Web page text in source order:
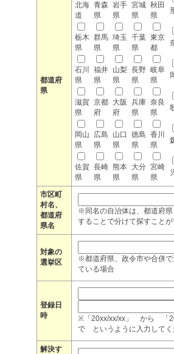
都道府
県
北海
道
青森
県
岩手
県
宮城
県
秋田
県
栃木
県
群馬
県
埼玉
県
千葉
県
東京
都
石川
県
福井
県
山梨
県
長野
県
岐阜
県
滋賀
県
京都
府
大阪
府
兵庫
県
奈良
県
岡山
県
広島
県
山口
県
徳島
県
香川
県
佐賀
県
長崎
県
熊本
県
大分
県
宮崎
県
市区町
村名、
都道府
県名
※同名の自治体は、都道府
することで分けて探すことが
対象の
選挙区
※都道府県、政令市や合併
ている場合
登録日
時
※「20xx/xx/xx」 から 「
で というように入力してく
解決す